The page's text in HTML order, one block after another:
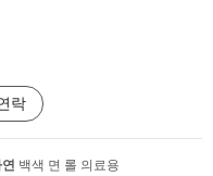
락
백색 면 롤 의료용